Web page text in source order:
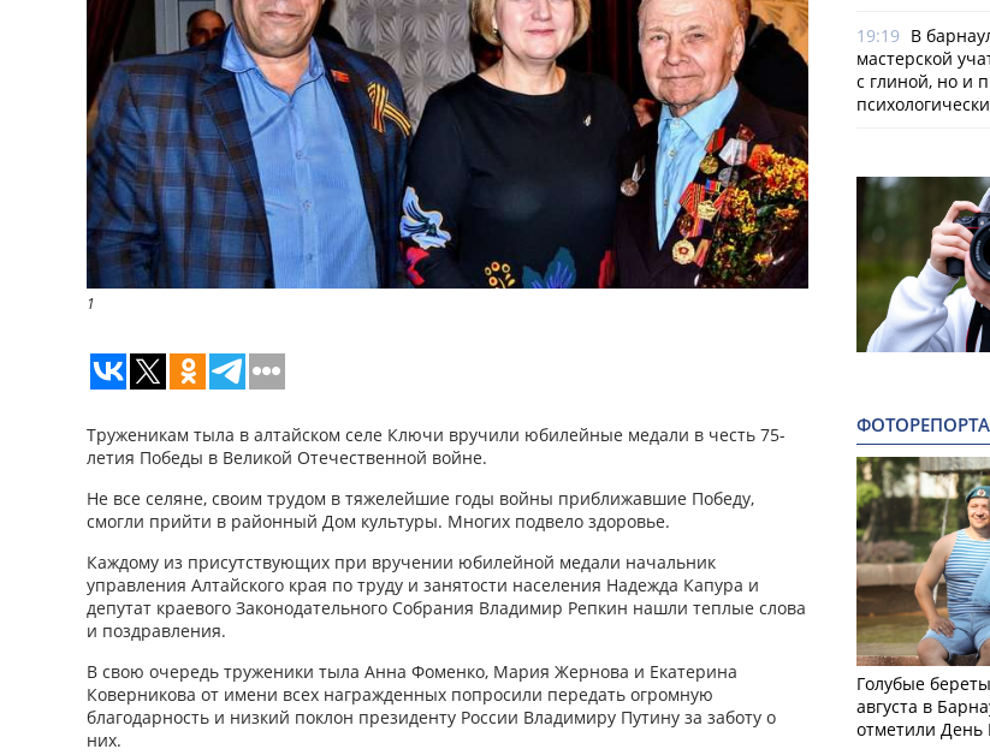
1
Труженикам тыла в алтайском селе Ключи вручили юбилейные медали в честь 75-
летия Победы в Великой Отечественной войне.
Не все селяне, своим трудом в тяжелейшие годы войны приближавшие Победу,
смогли прийти в районный Дом культуры. Многих подвело здоровье.
Каждому из присутствующих при вручении юбилейной медали начальник
управления Алтайского края по труду и занятости населения Надежда Капура и
депутат краевого Законодательного Собрания Владимир Репкин нашли теплые слова
и поздравления.
В свою очередь труженики тыла Анна Фоменко, Мария Жернова и Екатерина
Коверникова от имени всех награжденных попросили передать огромную
благодарность и низкий поклон президенту России Владимиру Путину за заботу о
них.
19:19 В
мастерской
с глиной, но и
Голубые
августа в
отметили День